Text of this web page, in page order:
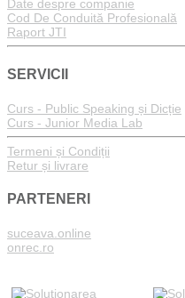
Date despre companie
Cod De Conduită Profesională
Raport JTI
SERVICII
Curs - Public Speaking și Dicție
Curs - Junior Media Lab
Termeni și Condiții
Retur și livrare
PARTENERI
suceava.online
onrec.ro